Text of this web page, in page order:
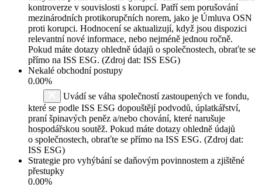
kontroverze v souvislosti s korupcí. Patří sem porušování
mezinárodních protikorupčních norem, jako je Úmluva OSN
proti korupci. Hodnocení se aktualizují, když jsou dispozici
relevantní nové informace, nebo nejméně jednou ročně.
Pokud máte dotazy ohledně údajů o společnostech, obraťte se
přímo na ISS ESG. (Zdroj dat: ISS ESG)
Nekalé obchodní postupy
0.00%
Uvádí se váha společností zastoupených ve fondu,
které se podle ISS ESG dopouštějí podvodů, úplatkářství,
praní špinavých peněz a/nebo chování, které narušuje
hospodářskou soutěž. Pokud máte dotazy ohledně údajů
o společnostech, obraťte se přímo na ISS ESG. (Zdroj dat:
ISS ESG)
Strategie pro vyhýbání se daňovým povinnostem a zjištěné
přestupky
0.00%